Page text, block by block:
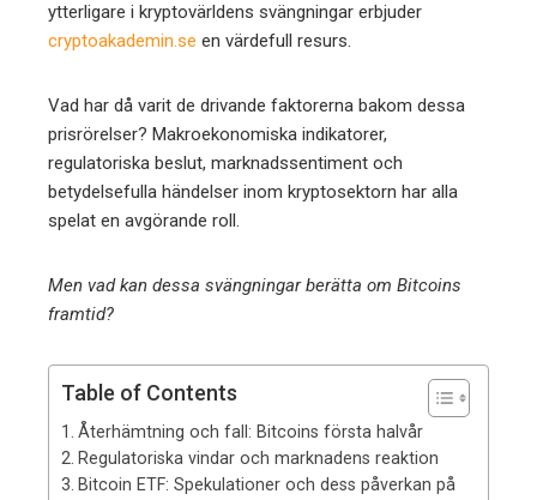
ytterligare i kryptovärldens svängningar erbjuder
cryptoakademin.se en värdefull resurs.
Vad har då varit de drivande faktorerna bakom dessa
prisrörelser? Makroekonomiska indikatorer,
regulatoriska beslut, marknadssentiment och
betydelsefulla händelser inom kryptosektorn har alla
spelat en avgörande roll.
Men vad kan dessa svängningar berätta om Bitcoins
framtid?
Table of Contents
Återhämtning och fall: Bitcoins första halvår
Regulatoriska vindar och marknadens reaktion
Bitcoin ETF: Spekulationer och dess påverkan på